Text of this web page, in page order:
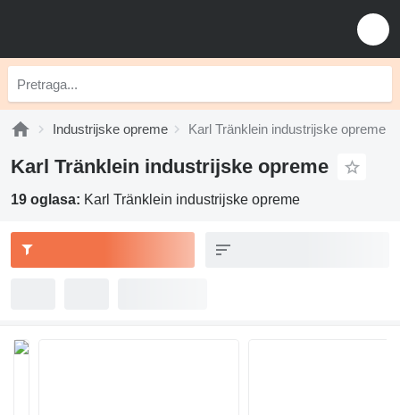
Industrijske opreme Karl Tränklein industrijske opreme
Karl Tränklein industrijske opreme
19 oglasa: Karl Tränklein industrijske opreme